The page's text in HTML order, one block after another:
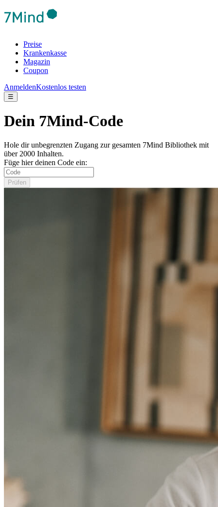
Preise
Krankenkasse
Magazin
Coupon
AnmeldenKostenlos testen
☰
Dein 7Mind-Code
Hole dir unbegrenzten Zugang zur gesamten 7Mind Bibliothek mit
über 2000 Inhalten.
Füge hier deinen Code ein:
Prüfen